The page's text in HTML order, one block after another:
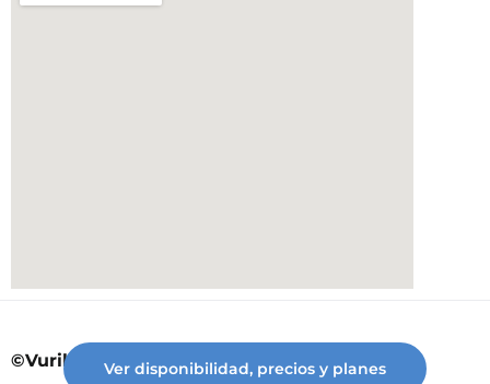
Ver disponibilidad, precios y planes
©Vuriloche desde 2023